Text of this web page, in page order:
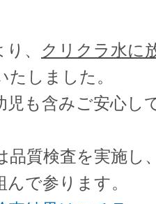
、 クリクラ水に
たしました。
児も含みご安心し
品質検査を実施し
で参ります。